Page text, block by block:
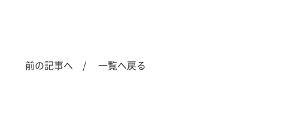
前の記事へ / 一覧へ戻る